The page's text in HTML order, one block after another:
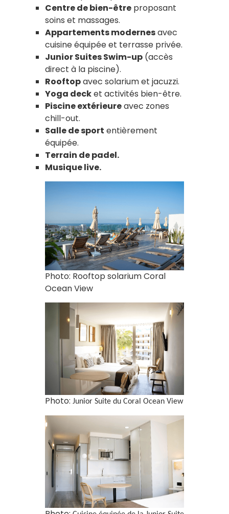
Centre de bien-être proposant
soins et massages.
Appartements modernesavec
cuisine équipée et terrasse privée.
Junior Suites Swim-up (accès
direct à la piscine).
Rooftopavec solarium et jacuzzi.
Yoga decket activités bien-être.
Piscine extérieureavec zones
chill-out.
Salle de sport entièrement
équipée.
Terrain de padel.
Musique live.
Photo: Rooftop solarium Coral
Ocean View
Photo: Junior Suite du Coral Ocean View